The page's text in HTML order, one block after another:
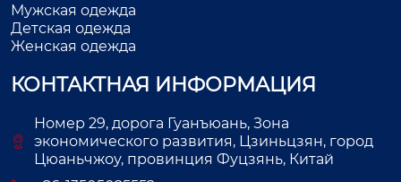
Мужская одежда
Детская одежда
Женская одежда
КОНТАКТНАЯ ИНФОРМАЦИЯ
Номер 29, дорога Гуанъюань, Зона
экономического развития, Цзиньцзян, город
Цюаньчжоу, провинция Фуцзянь, Китай